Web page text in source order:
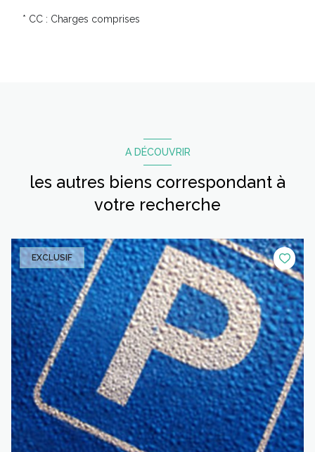
* CC : Charges comprises
A DÉCOUVRIR
les autres biens correspondant à
votre recherche
EXCLUSIF